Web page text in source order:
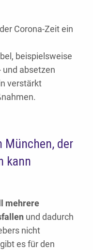
Corona-Zeit ein
beispielsweise
und absetzen
verstärkt
München, der
kann
mehrere
und dadurch
nicht
es für den